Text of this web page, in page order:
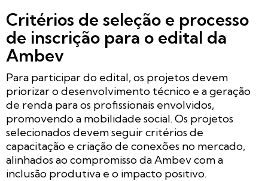
Critérios de seleção e processo
de inscrição para o edital da
Ambev
Para participar do edital, os projetos devem
priorizar o desenvolvimento técnico e a geração
de renda para os profissionais envolvidos,
promovendo a mobilidade social. Os projetos
selecionados devem seguir critérios de
capacitação e criação de conexões no mercado,
alinhados ao compromisso da Ambev com a
inclusão produtiva e o impacto positivo.